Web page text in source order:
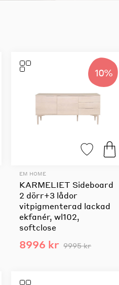
10%
EM HOME
KARMELIET Sideboard
2 dörr+3 lådor
vitpigmenterad lackad
ekfanér, wl102,
softclose
8996 kr 9995 kr